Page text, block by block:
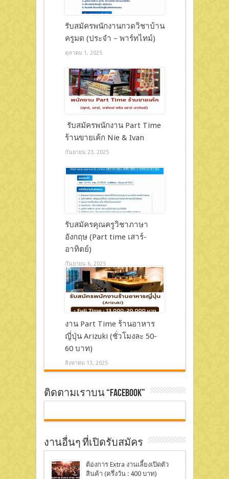
รับสมัครพนักงานกวดวิชาบ้าน
ครูมด (ประจำ – พาร์ทไทม์)
ตุลาคม 1, 2025
รับสมัครพนักงาน Part Time
ร้านขายเค้ก Nie & Ivan
กันยายน 23, 2025
รับสมัครคุณครูวิชาภาษา
อังกฤษ (Part time เสาร์-
อาทิตย์)
กันยายน 6, 2025
งาน Part Time ร้านอาหาร
ญี่ปุ่น Arizuki (ชั่วโมงละ 50-
60 บาท)
สิงหาคม 13, 2025
ติดตามเราบน “Facebook”
งานอื่นๆ ที่เปิดรับสมัคร
ต้องการ Extra งานเลี้ยงเปิดตัว
สินค้า (ครึ่งวัน : 400 บาท)